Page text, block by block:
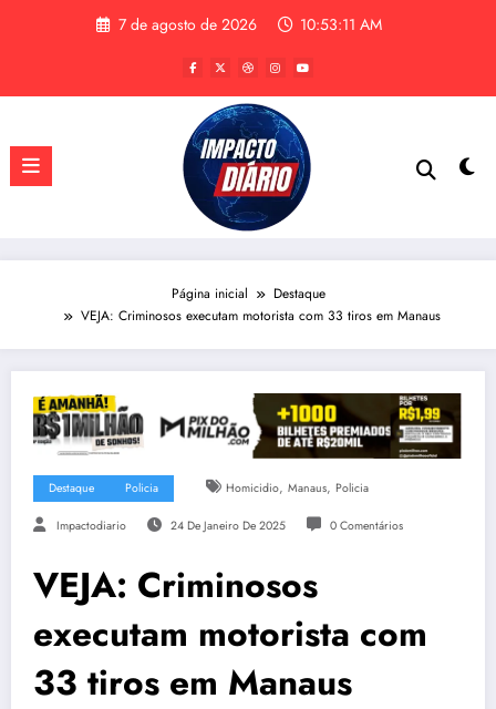
7 de agosto de 2026 10:53:12 AM
Página inicial
Destaque
VEJA: Criminosos executam motorista com 33 tiros em Manaus
Destaque Policia Homicidio, Manaus, Policia
Impactodiario 24 De Janeiro De 2025 0 Comentários
VEJA: Criminosos
executam motorista com
33 tiros em Manaus